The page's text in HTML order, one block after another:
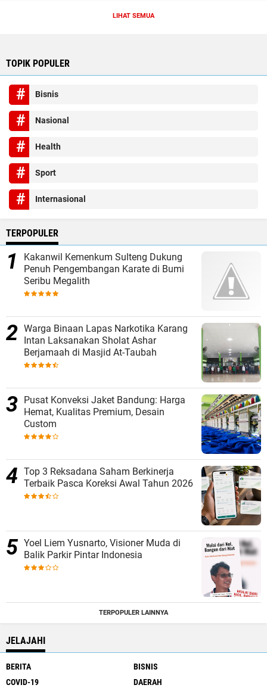
LIHAT SEMUA
TOPIK POPULER
Bisnis
Nasional
Health
Sport
Internasional
TERPOPULER
Kakanwil Kemenkum Sulteng Dukung
Penuh Pengembangan Karate di Bumi
Seribu Megalith
Warga Binaan Lapas Narkotika Karang
Intan Laksanakan Sholat Ashar
Berjamaah di Masjid At-Taubah
Pusat Konveksi Jaket Bandung: Harga
Hemat, Kualitas Premium, Desain
Custom
Top 3 Reksadana Saham Berkinerja
Terbaik Pasca Koreksi Awal Tahun 2026
Yoel Liem Yusnarto, Visioner Muda di
Balik Parkir Pintar Indonesia
TERPOPULER LAINNYA
JELAJAHI
BERITA
BISNIS
COVID-19
DAERAH